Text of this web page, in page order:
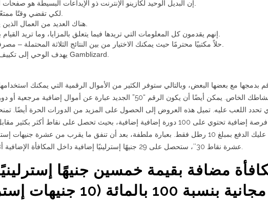
يهدف الوحي إلى تكييف نوع المواد الخاصة بك مع شاشات Gamblizard.
بدمجها مع بعضها البعض، وبالتالي ستوفر الكثير من الأموال الرقمية التي يمكنك استخدامها
بنشاطك الخاص. يمكن أيضًا أن يكون الرقم “50” الجديد عبارة عن أموال
تحدد اللعب عليه. تميل هذه العروض إلى الحصول على المزيد من الدورات الحرة أيضًا.
عليك الدفع بمبلغ 10 رطل فقط. بعبارة ملطفة، بعد أن تنفق ما يقرب من عشرة
مضافة بقيمة خمسين جنيهًا
مجانية بنسبة 100